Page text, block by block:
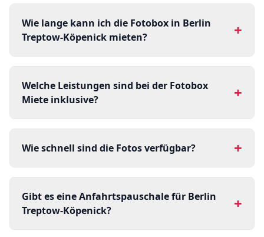
Wie lange kann ich die Fotobox in Berlin
Treptow-Köpenick mieten?
+
Welche Leistungen sind bei der Fotobox
Miete inklusive?
+
Wie schnell sind die Fotos verfügbar? +
Gibt es eine Anfahrtspauschale für Berlin
Treptow-Köpenick?
+